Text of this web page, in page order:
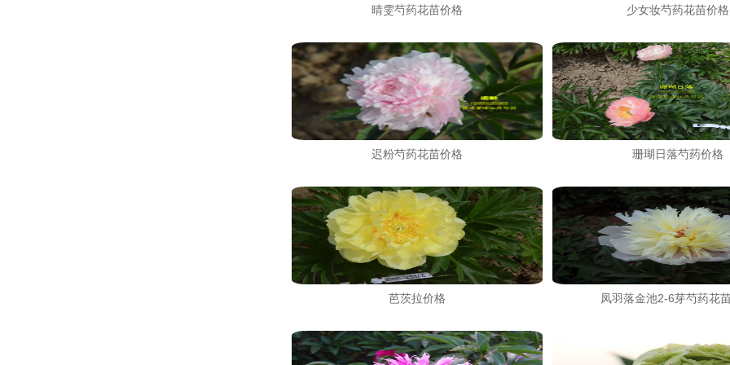
晴雯芍药花苗价格 少女妆芍药花苗价格
迟粉芍药花苗价格 珊瑚日落芍药价格
芭茨拉价格 凤羽落金池2-6芽芍药花